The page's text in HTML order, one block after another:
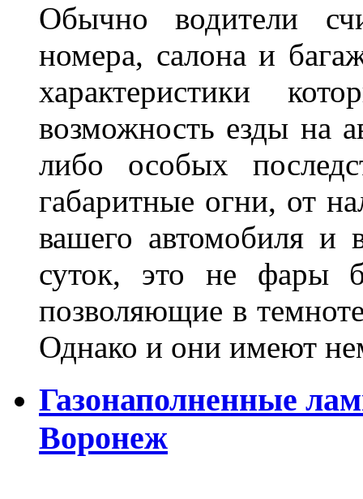
Обычно водители
номера, салона и
характеристики
возможность езды на
либо особых
габаритные огни, от
вашего автомобиля и
суток, это не фары
позволяющие в
Однако и они имеют
Газонаполненные
Воронеж